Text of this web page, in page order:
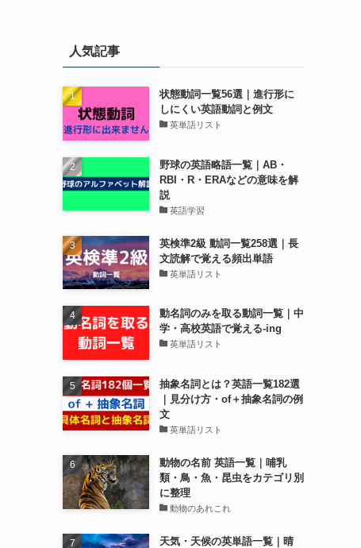
人気記事
状態動詞一覧56選｜進行形に
しにくい英語動詞と例文
英単語リスト
野球の英語略語一覧｜AB・
RBI・R・ERAなどの意味を解
説
英語学習
英検準2級 動詞一覧258選｜長
文読解で覚える頻出単語
英単語リスト
動名詞のみを取る動詞一覧｜中
学・高校英語で覚える-ing
英単語リスト
抽象名詞とは？英語一覧182選
｜見分け方・of＋抽象名詞の例
文
英単語リスト
動物の名前 英語一覧｜哺乳
類・鳥・魚・昆虫をカテゴリ別
に整理
動物のあれこれ
天気・天候の英単語一覧｜晴